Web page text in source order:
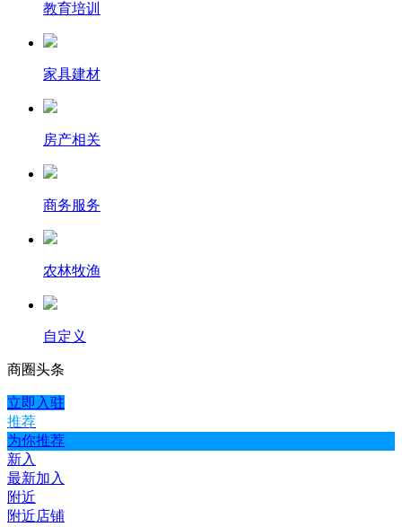
教育培训
家具建材
房产相关
商务服务
农林牧渔
自定义
商圈头条
立即入驻
推荐
为你推荐
新入
最新加入
附近
附近店铺